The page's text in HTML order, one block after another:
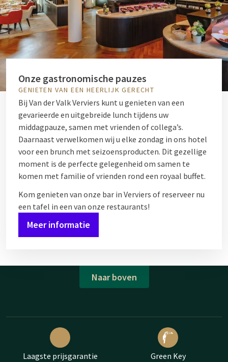
Onze gastronomische pauzes
GENIETEN VAN EEN HEERLIJK GERECHT
Bij Van der Valk Verviers kunt u genieten van een
gevarieerde en uitgebreide lunch tijdens uw
middagpauze, samen met vrienden of collega’s.
Daarnaast verwelkomen wij u elke zondag in ons hotel
voor een brunch met seizoensproducten. Dit gezellige
moment is de perfecte gelegenheid om samen te
komen met familie of vrienden rond een royaal buffet.
Kom genieten van onze bar in Verviers of reserveer nu
een tafel in een van onze restaurants!
Meer informatie
Naar boven
Laagste prijsgarantie Green Key